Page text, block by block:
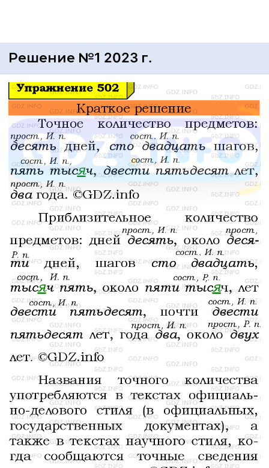
Решение №1 2023 г.